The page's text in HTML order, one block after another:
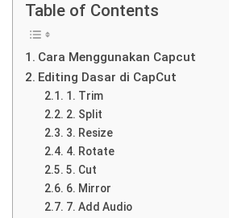
Table of Contents
Cara Menggunakan Capcut
Editing Dasar di CapCut
1. Trim
2. Split
3. Resize
4. Rotate
5. Cut
6. Mirror
7. Add Audio